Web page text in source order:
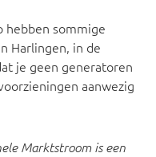
hebben sommige
Harlingen, in de
je geen generatoren
aanwezig
Marktstroom is een